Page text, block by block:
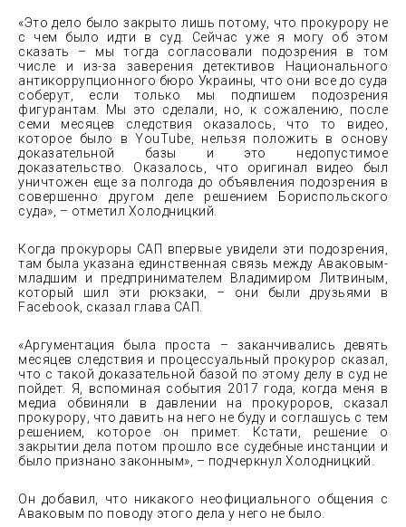
«Это дело было закрыто лишь потому, что прокурору не
с чем было идти в суд. Сейчас уже я могу об этом
сказать – мы тогда согласовали подозрения в том
числе и из-за заверения детективов Национального
антикоррупционного бюро Украины, что они все до суда
соберут, если только мы подпишем подозрения
фигурантам. Мы это сделали, но, к сожалению, после
семи месяцев следствия оказалось, что то видео,
которое было в YouТube, нельзя положить в основу
доказательной базы и это недопустимое
доказательство. Оказалось, что оригинал видео был
уничтожен еще за полгода до объявления подозрения в
совершенно другом деле решением Бориспольского
суда», – отметил Холодницкий.
Когда прокуроры САП впервые увидели эти подозрения,
там была указана единственная связь между Аваковым-
младшим и предпринимателем Владимиром Литвиным,
который шил эти рюкзаки, – они были друзьями в
Facebook, сказал глава САП.
«Аргументация была проста – заканчивались девять
месяцев следствия и процессуальный прокурор сказал,
что с такой доказательной базой по этому делу в суд не
пойдет. Я, вспоминая события 2017 года, когда меня в
медиа обвиняли в давлении на прокуроров, сказал
прокурору, что давить на него не буду и соглашусь с тем
решением, которое он примет. Кстати, решение о
закрытии дела потом прошло все судебные инстанции и
было признано законным», – подчеркнул Холодницкий.
Он добавил, что никакого неофициального общения с
Аваковым по поводу этого дела у него не было.